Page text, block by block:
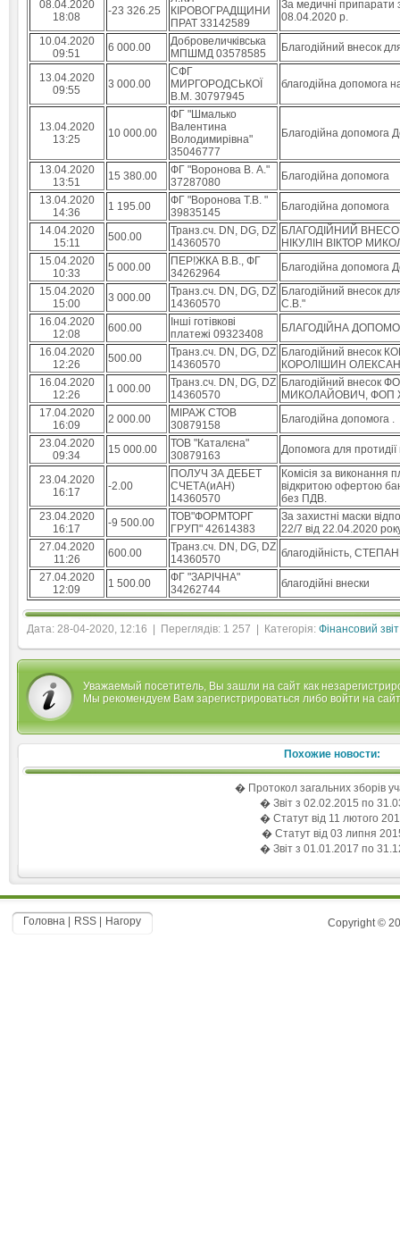
08.04.2020
18:08
-23 326.25
КIРОВОГРАДЩИНИ
ПРАТ 33142589
За медичні припарати
08.04.2020 р.
10.04.2020
09:51
6 000.00
Добровеличківська
МПШМД 03578585
Благодійний внесок
13.04.2020
09:55
3 000.00
СФГ
МИРГОРОДСЬКОЇ
В.М. 30797945
благодійна допомога
13.04.2020
13:25
10 000.00
ФГ "Шмалько
Валентина
Володимирiвна"
35046777
Благодійна допомога
13.04.2020
13:51
15 380.00
ФГ "Воронова В. А."
37287080
Благодійна допомога
13.04.2020
14:36
1 195.00
ФГ "Воронова Т.В. "
39835145
Благодійна допомога
14.04.2020
15:11
500.00
Транз.сч. DN, DG, DZ
14360570
БЛАГОДІЙНИЙ
НІКУЛІН ВІКТОР
15.04.2020
10:33
5 000.00
ПЕР!ЖКА В.В., ФГ
34262964
Благодійна допомога
15.04.2020
15:00
3 000.00
Транз.сч. DN, DG, DZ
14360570
Благодійний внесок
С.В."
16.04.2020
12:08
600.00
Iншi готівкові
платежi 09323408
БЛАГОДІЙНА
16.04.2020
12:26
500.00
Транз.сч. DN, DG, DZ
14360570
Благодійний
КОРОЛІШИН
16.04.2020
12:26
1 000.00
Транз.сч. DN, DG, DZ
14360570
Благодійний
МИКОЛАЙОВИЧ, ФОП
17.04.2020
16:09
2 000.00
МIРАЖ СТОВ
30879158
Благодійна допомога .
23.04.2020
09:34
15 000.00
ТОВ "Каталєна"
30879163
Допомога для
23.04.2020
16:17
-2.00
ПОЛУЧ ЗА ДЕБЕТ
СЧЕТА(иАН)
14360570
Комісія за виконання
відкритою офертою
без ПДВ.
23.04.2020
16:17
-9 500.00
ТОВ"ФОРМТОРГ
ГРУП" 42614383
За захистні маски
22/7 від 22.04.2020
27.04.2020
11:26
600.00
Транз.сч. DN, DG, DZ
14360570
благодійність,
27.04.2020
12:09
1 500.00
ФГ "ЗАРIЧНА"
34262744
благодійні внески
Дата: 28-04-2020, 12:16 | Переглядів: 1 257 | Категорія: Фінансовий звіт
Уважаемый посетитель, Вы зашли на сайт как
Мы рекомендуем Вам зарегистрироваться либо войти на
Похожие новости:
Протокол загальних зборів
Звіт з 02.02.2015 по
Статут від 11 лютого
Статут від 03 липня
Звіт з 01.01.2017 по
Головна RSS Нагору Copyright ©